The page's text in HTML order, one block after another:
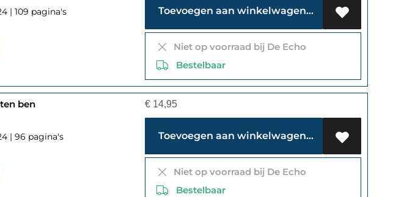
| 109 pagina's
Toevoegen aan winkelwagen
Niet op voorraad bij De Echo
Bestelbaar
ben
| 96 pagina's
€ 14,95
Toevoegen aan winkelwagen
Niet op voorraad bij De Echo
Bestelbaar